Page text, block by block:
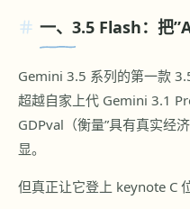
一、3.5 Flash：把
Gemini 3.5 系列的第一款
超越自家上代 Gemini 3.1
GDPval（衡量”具有真实经
显。
但真正让它登上 keynote C